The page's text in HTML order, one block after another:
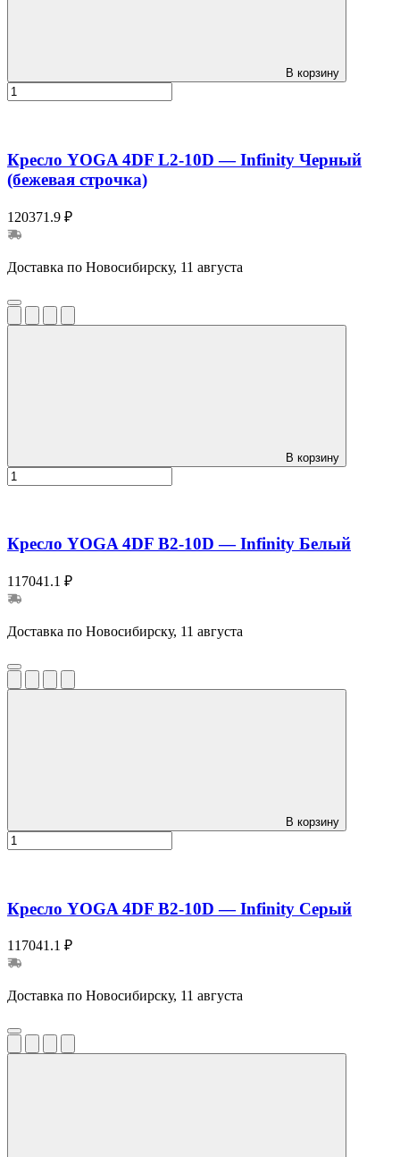
В корзину
Кресло YOGA 4DF L2-10D — Infinity Черный
(бежевая строчка)
120371.9 ₽
Доставка по Новосибирску, 11 августа
В корзину
Кресло YOGA 4DF B2-10D — Infinity Белый
117041.1 ₽
Доставка по Новосибирску, 11 августа
В корзину
Кресло YOGA 4DF B2-10D — Infinity Серый
117041.1 ₽
Доставка по Новосибирску, 11 августа